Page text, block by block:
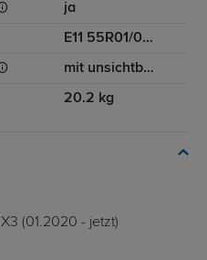
ja
E11 55R01/07 12012
mit unsichtbarem Ausschnitt für Stoßstange
20.2 kg
(01.2020 - jetzt)